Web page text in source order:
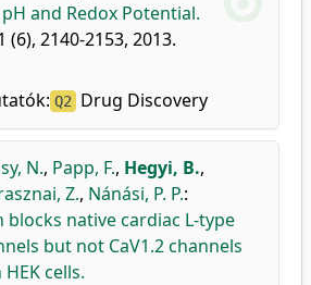
and Redox Potential.
(6), 2140-2153, 2013.
Q2 Drug Discovery
N., Papp, F., Hegyi, B.,
Z., Nánási, P. P.:
native cardiac L-type
but not CaV1.2 channels
cells.